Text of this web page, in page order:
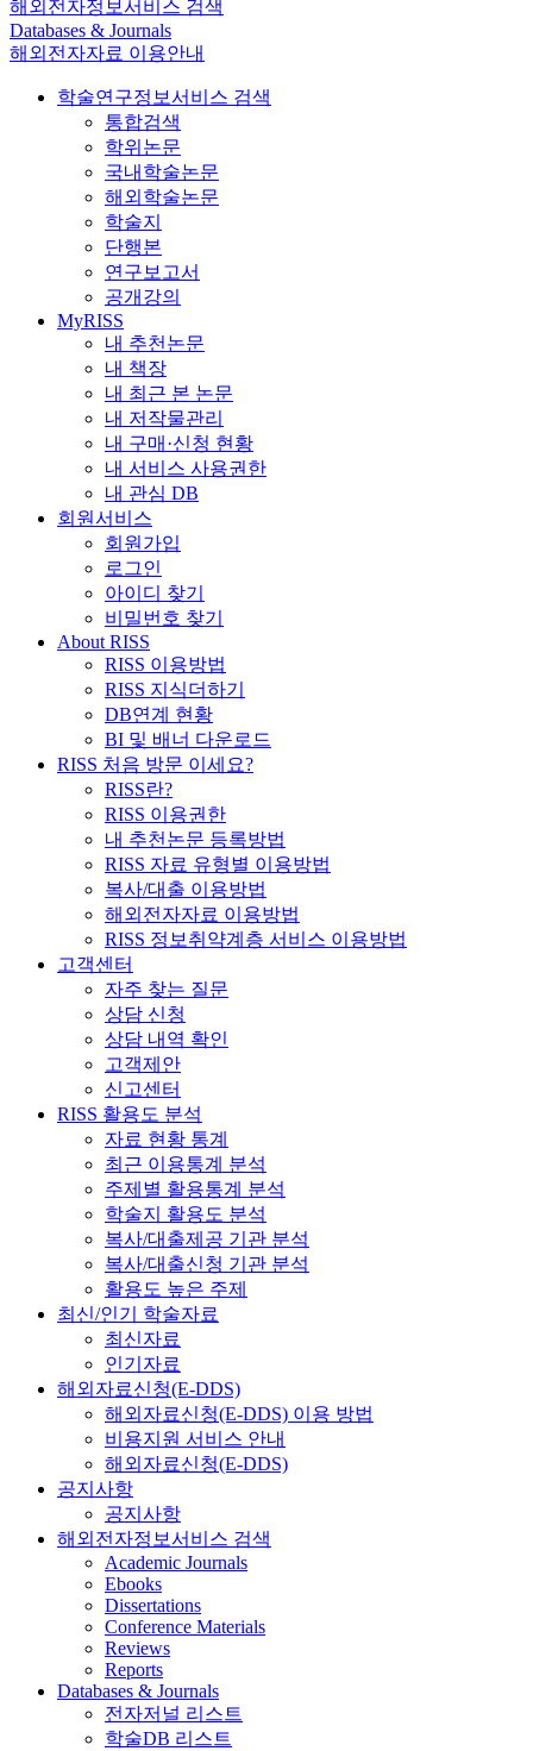
해외전자정보서비스 검색
Databases & Journals
해외전자자료 이용안내
학술연구정보서비스 검색
통합검색
학위논문
국내학술논문
해외학술논문
학술지
단행본
연구보고서
공개강의
MyRISS
내 추천논문
내 책장
내 최근 본 논문
내 저작물관리
내 구매·신청 현황
내 서비스 사용권한
내 관심 DB
회원서비스
회원가입
로그인
아이디 찾기
비밀번호 찾기
About RISS
RISS 이용방법
RISS 지식더하기
DB연계 현황
BI 및 배너 다운로드
RISS 처음 방문 이세요?
RISS란?
RISS 이용권한
내 추천논문 등록방법
RISS 자료 유형별 이용방법
복사/대출 이용방법
해외전자자료 이용방법
RISS 정보취약계층 서비스 이용방법
고객센터
자주 찾는 질문
상담 신청
상담 내역 확인
고객제안
신고센터
RISS 활용도 분석
자료 현황 통계
최근 이용통계 분석
주제별 활용통계 분석
학술지 활용도 분석
복사/대출제공 기관 분석
복사/대출신청 기관 분석
활용도 높은 주제
최신/인기 학술자료
최신자료
인기자료
해외자료신청(E-DDS)
해외자료신청(E-DDS) 이용 방법
비용지원 서비스 안내
해외자료신청(E-DDS)
공지사항
공지사항
해외전자정보서비스 검색
Academic Journals
Ebooks
Dissertations
Conference Materials
Reviews
Reports
Databases & Journals
전자저널 리스트
학술DB 리스트